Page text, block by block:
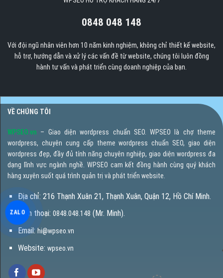
0848 048 148
Với đội ngũ nhân viên hơn 10 năm kinh nghiệm, không chỉ thiết kế website,
hỗ trợ, hướng dẫn và xử lý các vấn đề từ website, chúng tôi luôn đồng
hành tư vấn và phát triển cùng doanh nghiệp của bạn.
VỀ CHÚNG TÔI
WPSEO.vn – Giao diện wordpress chuẩn SEO. WPSEO là chợ theme
wordpress, chuyên cung cấp theme wordpress chuẩn SEO, giao diện
wordpress đẹp, đầy đủ tính năng chuyên nghiệp, giao diện wordpress đa
dạng lĩnh vực ngành nghề. WPSEO cam kết đồng hành cùng quý khách
hàng xuyên suốt quá trình quản trị và phát triển website.
Địa chỉ: 216 Thạnh Xuân 21, Thạnh Xuân, Quận 12, Hồ Chí Minh.
Điện thoại: 0848.048.148 (Mr. Minh).
Email: hi@wpseo.vn
Website: wpseo.vn
ZALO